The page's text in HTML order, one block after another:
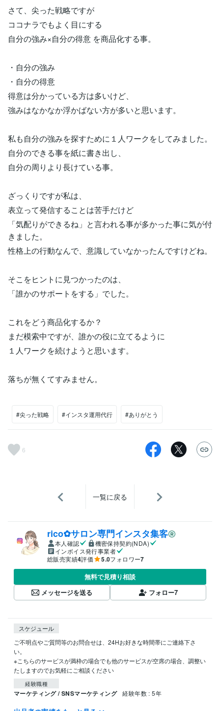
さて、尖った戦略ですが
ココナラでもよく目にする
自分の強み×自分の得意 を商品化する事。
・自分の強み
・自分の得意
得意は分かっている方は多いけど、
強みはなかなか浮かばない方が多いと思います。
私も自分の強みを探すために１人ワークをしてみました。
自分のできる事を紙に書き出し、
自分の周りより長けている事。
ざっくりですが私は、
表立って発信することは苦手だけど
「気配りができるね」と言われる事が多かった事に気が付
きました。
性格上の行動なんで、意識していなかったんですけどね。
そこをヒントに見つかったのは、
「誰かのサポートをする」でした。
これをどう商品化するか？
まだ模索中ですが、誰かの役に立てるように
１人ワークを続けようと思います。
落ちが無くてすみません。
#尖った戦略 #インスタ運用代行 #ありがとう
6
一覧に戻る
rico✿サロン専門インスタ集客
本人確認
機密保持契約(NDA)
インボイス発行事業者
総販売実績4評価 5.0フォロワー7
無料で見積り相談
メッセージを送る
フォロー7
スケジュール
ご不明点やご質問等のお問合せは、24Hお好きな時間帯にご連絡下さ
い。
※こちらのサービスが満枠の場合でも他のサービスが空席の場合、調整い
たしますのでお気軽にご相談ください
経験職種
マーケティング / SNSマーケティング 経験年数 : 5年